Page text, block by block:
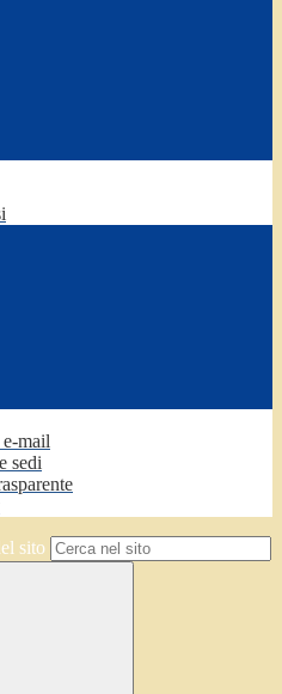
mail
sedi
sito